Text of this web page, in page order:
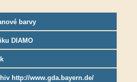
barvy
DIAMO
http://www.gda.bayern.de/